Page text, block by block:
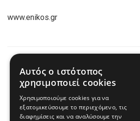
www.enikos.gr
Νέα νυχτερινά αμερικανικά
Next Post
Αυτός ο ιστότοπος
χρησιμοποιεί cookies
Χρησιμοποιούμε cookies για να
εξατομικεύσουμε το περιεχόμενο, τις
διαφημίσεις και να αναλύσουμε την